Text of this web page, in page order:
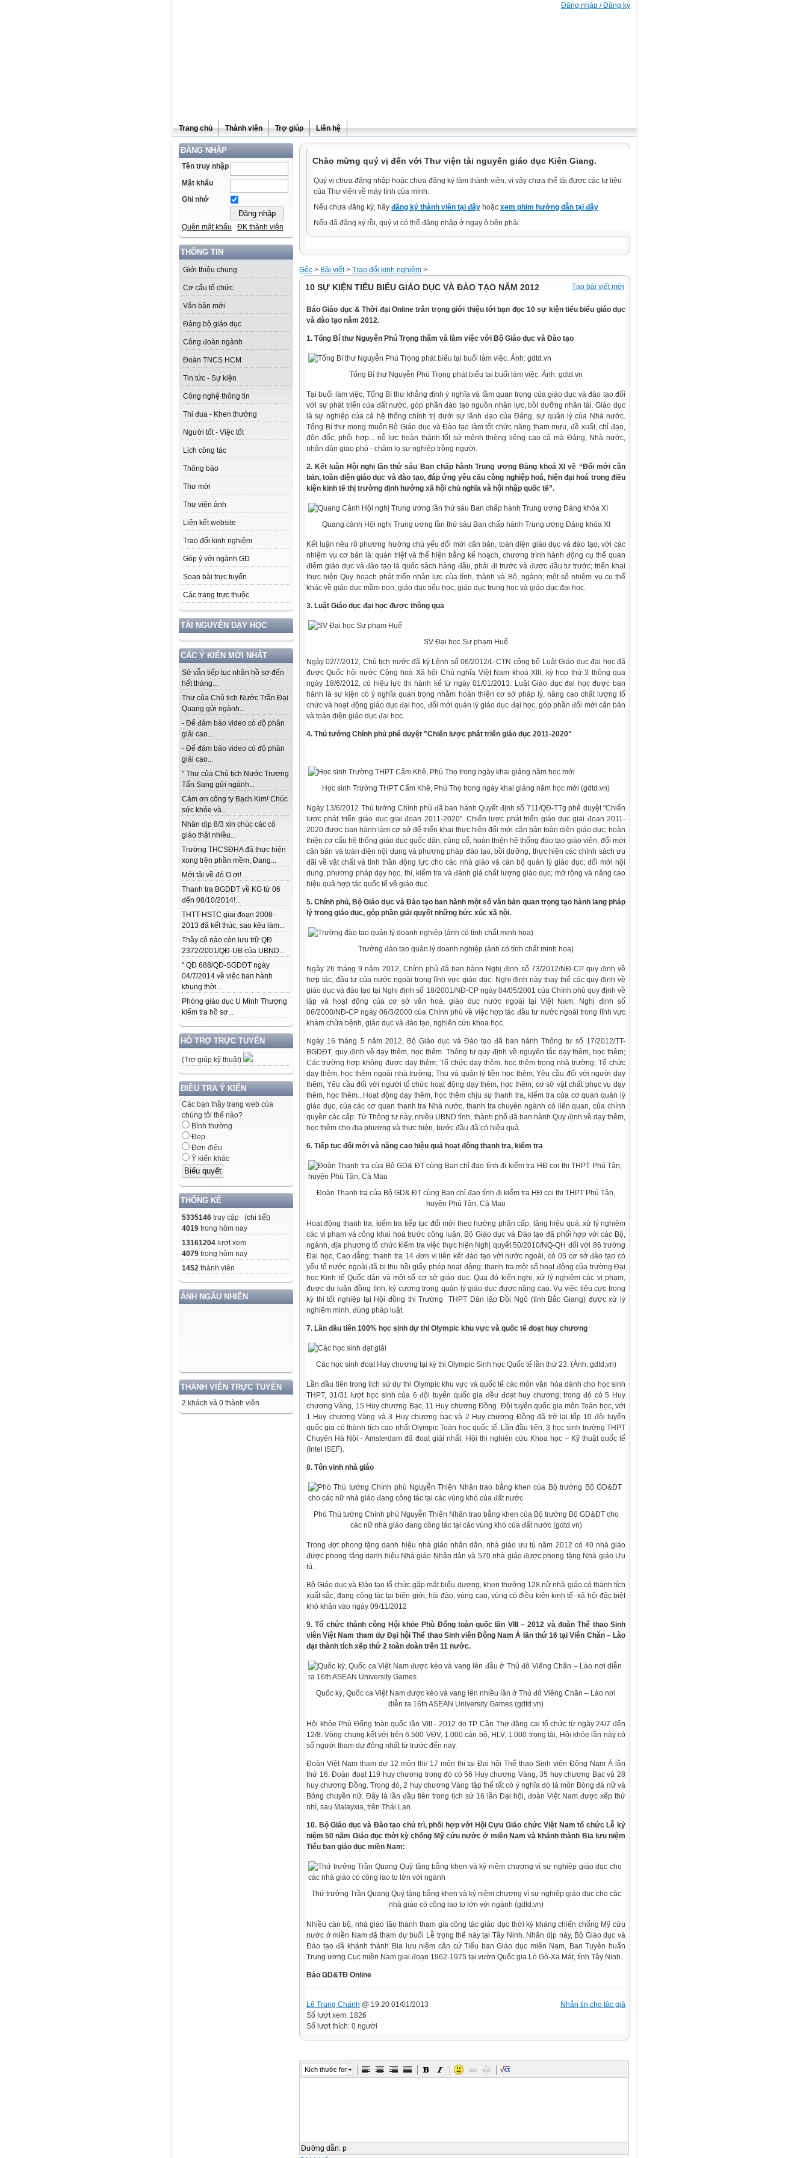
Đăng nhập / Đăng ký
Trang chủ Thành viên Trợ giúp Liên hệ
ĐĂNG NHẬP
Tên truy nhập
Mật khẩu
Ghi nhớ
Quên mật khẩu ĐK thành viên
THÔNG TIN
Giới thiệu chung
Cơ cấu tổ chức
Văn bản mới
Đảng bộ giáo dục
Công đoàn ngành
Đoàn TNCS HCM
Tin tức - Sự kiện
Công nghệ thông tin
Thi đua - Khen thưởng
Người tốt - Việc tốt
Lịch công tác
Thông báo
Thư mời
Thư viện ảnh
Liên kết website
Trao đổi kinh nghiệm
Góp ý với ngành GD
Soạn bài trực tuyến
Các trang trực thuộc
TÀI NGUYÊN DẠY HỌC
CÁC Ý KIẾN MỚI NHẤT
Sở vẫn tiếp tục nhận hồ sơ đến
hết tháng...
Thư của Chủ tịch Nước Trần Đại
Quang gửi ngành...
- Để đảm bảo video có độ phân
giải cao...
- Để đảm bảo video có độ phân
giải cao...
" Thư của Chủ tịch Nước Trương
Tấn Sang gửi ngành...
Cảm ơn công ty Bạch Kim! Chúc
sức khỏe và...
Nhân dịp 8/3 xin chúc các cô
giáo thật nhiều...
Trường THCSĐHA đã thực hiện
xong trên phần mềm, Đang...
Mới tải về đó O ơi!...
Thanh tra BGDĐT về KG từ 06
đến 08/10/2014!...
THTT-HSTC giai đoạn 2008-
2013 đã kết thúc, sao kêu làm...
Thầy cô nào còn lưu trữ QĐ
2372/2001/QĐ-UB của UBND...
" QĐ 688/QĐ-SGDĐT ngày
04/7/2014 về việc ban hành
khung thời...
Phòng giáo dục U Minh Thượng
kiểm tra hồ sơ...
HỖ TRỢ TRỰC TUYẾN
(Trợ giúp kỹ thuật)
ĐIỀU TRA Ý KIẾN
Các bạn thầy trang web của
chúng tôi thế nào?
Bình thường
Đẹp
Đơn điệu
Ý kiến khác
THỐNG KÊ
5335146 truy cập (chi tiết)
4019 trong hôm nay
13161204 lượt xem
4079 trong hôm nay
1452 thành viên
ẢNH NGẪU NHIÊN
THÀNH VIÊN TRỰC TUYẾN
2 khách và 0 thành viên
Chào mừng quý vị đến với Thư viện tài nguyên giáo dục Kiên Giang.
Quý vị chưa đăng nhập hoặc chưa đăng ký làm thành viên, vì vậy chưa thể tải được các tư liệu
của Thư viện về máy tính của mình.
Nếu chưa đăng ký, hãy đăng ký thành viên tại đây hoặc xem phim hướng dẫn tại đây
Nếu đã đăng ký rồi, quý vị có thể đăng nhập ở ngay ô bên phải.
Gốc > Bài viết> Trao đổi kinh nghiệm >
Tạo bài viết mới
10 SỰ KIỆN TIÊU BIỂU GIÁO DỤC VÀ ĐÀO TẠO NĂM 2012
Báo Giáo dục & Thời đại Online trân trọng giới thiệu tới bạn đọc 10 sự kiện tiểu biểu giáo dục
và đào tạo năm 2012.
1. Tổng Bí thư Nguyễn Phú Trọng thăm và làm việc với Bộ Giáo dục và Đào tạo
Tổng Bí thư Nguyễn Phú Trọng phát biểu tại buổi làm việc. Ảnh: gdtd.vn
Tại buổi làm việc, Tổng Bí thư khẳng định ý nghĩa và tầm quan trọng của giáo dục và đào tạo đối
với sự phát triển của đất nước, góp phần đào tạo nguồn nhân lực, bồi dưỡng nhân tài. Giáo dục
là sự nghiệp của cả hệ thống chính trị dưới sự lãnh đạo của Đảng, sự quản lý của Nhà nước.
Tổng Bí thư mong muốn Bộ Giáo dục và Đào tạo làm tốt chức năng tham mưu, đề xuất, chỉ đạo,
đôn đốc, phối hợp... nỗ lực hoàn thành tốt sứ mệnh thiêng liêng cao cả mà Đảng, Nhà nước,
nhân dân giao phó - chăm lo sự nghiệp trồng người.
2. Kết luận Hội nghị lần thứ sáu Ban chấp hành Trung ương Đảng khoá XI về “Đổi mới căn
bản, toàn diện giáo dục và đào tạo, đáp ứng yêu cầu công nghiệp hoá, hiện đại hoá trong điều
kiện kinh tế thị trường định hướng xã hội chủ nghĩa và hội nhập quốc tế”.
Quang cảnh Hội nghị Trung ương lần thứ sáu Ban chấp hành Trung ương Đảng khóa XI
Kết luận nêu rõ phương hướng chủ yếu đổi mới căn bản, toàn diện giáo dục và đào tạo, với các
nhiệm vụ cơ bản là: quán triệt và thể hiện bằng kế hoạch, chương trình hành động cụ thể quan
điểm giáo dục và đào tạo là quốc sách hàng đầu, phải đi trước và được đầu tư trước; triển khai
thực hiện Quy hoạch phát triển nhân lực của tỉnh, thành và Bộ, ngành; một số nhiệm vụ cụ thể
khác về giáo dục mầm non, giáo dục tiểu học, giáo dục trung học và giáo dục đại học.
3. Luật Giáo dục đại học được thông qua
SV Đại học Sư phạm Huế
Ngày 02/7/2012, Chủ tịch nước đã ký Lệnh số 06/2012/L-CTN công bố Luật Giáo dục đại học đã
được Quốc hội nước Cộng hoà Xã hội Chủ nghĩa Việt Nam khoá XIII, kỳ họp thứ 3 thông qua
ngày 18/6/2012, có hiệu lực thi hành kể từ ngày 01/01/2013. Luật Giáo dục đại học được ban
hành là sự kiện có ý nghĩa quan trọng nhằm hoàn thiện cơ sở pháp lý, nâng cao chất lượng tổ
chức và hoạt động giáo dục đại học, đổi mới quản lý giáo dục đại học, góp phần đổi mới căn bản
và toàn diện giáo dục đại học.
4. Thủ tướng Chính phủ phê duyệt "Chiến lược phát triển giáo dục 2011-2020"
Học sinh Trường THPT Cẩm Khê, Phú Thọ trong ngày khai giảng năm học mới (gdtd.vn)
Ngày 13/6/2012 Thủ tướng Chính phủ đã ban hành Quyết định số 711/QĐ-TTg phê duyệt "Chiến
lược phát triển giáo dục giai đoạn 2011-2020". Chiến lược phát triển giáo dục giai đoạn 2011-
2020 được ban hành làm cơ sở để triển khai thực hiện đổi mới căn bản toàn diện giáo dục; hoàn
thiện cơ cấu hệ thống giáo dục quốc dân; củng cố, hoàn thiện hệ thống đào tạo giáo viên, đổi mới
căn bản và toàn diện nội dung và phương pháp đào tạo, bồi dưỡng; thực hiện các chính sách ưu
đãi về vật chất và tinh thần động lực cho các nhà giáo và cán bộ quản lý giáo dục; đổi mới nội
dung, phương pháp dạy học, thi, kiểm tra và đánh giá chất lượng giáo dục; mở rộng và nâng cao
hiệu quả hợp tác quốc tế về giáo dục.
5. Chính phủ, Bộ Giáo dục và Đào tạo ban hành một số văn bản quan trọng tạo hành lang pháp
lý trong giáo dục, góp phần giải quyết những bức xúc xã hội.
Trường đào tạo quản lý doanh nghiệp (ảnh có tính chất minh họa)
Ngày 26 tháng 9 năm 2012, Chính phủ đã ban hành Nghị định số 73/2012/NĐ-CP quy định về
hợp tác, đầu tư của nước ngoài trong lĩnh vực giáo dục. Nghị định này thay thế các quy định về
giáo dục và đào tạo tại Nghị định số 18/2001/NĐ-CP ngày 04/05/2001 của Chính phủ quy định về
lập và hoạt động của cơ sở văn hoá, giáo dục nước ngoài tại Việt Nam; Nghị định số
06/2000/NĐ-CP ngày 06/3/2000 của Chính phủ về việc hợp tác đầu tư nước ngoài trong lĩnh vực
khám chữa bệnh, giáo dục và đào tạo, nghiên cứu khoa học.
Ngày 16 tháng 5 năm 2012, Bộ Giáo dục và Đào tạo đã ban hành Thông tư số 17/2012/TT-
BGDĐT, quy định về dạy thêm, học thêm. Thông tư quy định về nguyên tắc dạy thêm, học thêm;
Các trường hợp không được dạy thêm; Tổ chức dạy thêm, học thêm trong nhà trường; Tổ chức
dạy thêm, học thêm ngoài nhà trường; Thu và quản lý tiền học thêm; Yêu cầu đối với người dạy
thêm; Yêu cầu đối với người tổ chức hoạt động dạy thêm, học thêm; cơ sở vật chất phục vụ dạy
thêm, học thêm...Hoạt động dạy thêm, học thêm chịu sự thanh tra, kiểm tra của cơ quan quản lý
giáo dục, của các cơ quan thanh tra Nhà nước, thanh tra chuyên ngành có liên quan, của chính
quyền các cấp. Từ Thông tư này, nhiều UBND tỉnh, thành phố đã ban hành Quy định về dạy thêm,
học thêm cho địa phương và thực hiện, bước đầu đã có hiệu quả.
6. Tiếp tục đổi mới và nâng cao hiệu quả hoạt động thanh tra, kiểm tra
Đoàn Thanh tra của Bộ GD& ĐT cùng Ban chỉ đạo tỉnh đi kiểm tra HĐ coi thi THPT Phú Tân,
huyện Phú Tân, Cà Mau
Hoạt động thanh tra, kiểm tra tiếp tục đổi mới theo hướng phân cấp, tăng hiệu quả, xử lý nghiêm
các vi phạm và công khai hoá trước công luận. Bộ Giáo dục và Đào tạo đã phối hợp với các Bộ,
ngành, địa phương tổ chức kiểm tra việc thực hiện Nghị quyết 50/2010/NQ-QH đối với 86 trường
Đại học, Cao đẳng; thanh tra 14 đơn vị liên kết đào tạo với nước ngoài, có 05 cơ sở đào tạo có
yếu tố nước ngoài đã bị thu hồi giấy phép hoạt động; thanh tra một số hoạt động của trường Đại
học Kinh tế Quốc dân và một số cơ sở giáo dục. Qua đó kiến nghị, xử lý nghiêm các vi phạm,
được dư luận đồng tình, kỷ cương trong quản lý giáo dục được nâng cao. Vụ việc tiêu cực trong
kỳ thi tốt nghiệp tại Hội đồng thi Trường THPT Dân lập Đồi Ngô (tỉnh Bắc Giang) được xử lý
nghiêm minh, đúng pháp luật.
7. Lần đầu tiên 100% học sinh dự thi Olympic khu vực và quốc tế đoạt huy chương
Các học sinh đoạt Huy chương tại kỳ thi Olympic Sinh học Quốc tế lần thứ 23. (Ảnh: gdtd.vn)
Lần đầu tiên trong lịch sử dự thi Olympic khu vực và quốc tế các môn văn hóa dành cho học sinh
THPT, 31/31 lượt học sinh của 6 đội tuyển quốc gia đều đoạt huy chương; trong đó có 5 Huy
chương Vàng, 15 Huy chương Bạc, 11 Huy chương Đồng. Đội tuyển quốc gia môn Toán học, với
1 Huy chương Vàng và 3 Huy chương bạc và 2 Huy chương Đồng đã trở lại tốp 10 đội tuyển
quốc gia có thành tích cao nhất Olympic Toán học quốc tế. Lần đầu tiên, 3 học sinh trường THPT
Chuyên Hà Nội - Amsterdam đã đoạt giải nhất Hội thi nghiên cứu Khoa học – Kỹ thuật quốc tế
(Intel ISEF).
8. Tôn vinh nhà giáo
Phó Thủ tướng Chính phủ Nguyễn Thiện Nhân trao bằng khen của Bộ trưởng Bộ GD&ĐT cho
các nữ nhà giáo đang công tác tại các vùng khó của đất nước (gdtd.vn)
Trong đợt phong tặng danh hiệu nhà giáo nhân dân, nhà giáo ưu tú năm 2012 có 40 nhà giáo
được phong tặng danh hiệu Nhà giáo Nhân dân và 570 nhà giáo được phong tặng Nhà giáo Ưu
tú.
Bộ Giáo dục và Đào tạo tổ chức gặp mặt biểu dương, khen thưởng 128 nữ nhà giáo có thành tích
xuất sắc, đang công tác tại biên giới, hải đảo, vùng cao, vùng có điều kiện kinh tế -xã hội đặc biệt
khó khăn vào ngày 09/11/2012
9. Tổ chức thành công Hội khỏe Phù Đổng toàn quốc lần VIII – 2012 và đoàn Thể thao Sinh
viên Việt Nam tham dự Đại hội Thể thao Sinh viên Đông Nam Á lần thứ 16 tại Viên Chăn – Lào
đạt thành tích xếp thứ 2 toàn đoàn trên 11 nước.
Quốc kỳ, Quốc ca Việt Nam được kéo và vang lên nhiều lần ở Thủ đô Viêng Chăn – Lào nơi
diễn ra 16th ASEAN University Games (gdtd.vn)
Hội khỏe Phù Đổng toàn quốc lần VIII - 2012 do TP Cần Thơ đăng cai tổ chức từ ngày 24/7 đến
12/8. Vòng chung kết với trên 6.500 VĐV, 1.000 cán bộ, HLV, 1.000 trọng tài, Hội khỏe lần này có
số người tham dự đông nhất từ trước đến nay.
Đoàn Việt Nam tham dự 12 môn thi/ 17 môn thi tại Đại hội Thể thao Sinh viên Đông Nam Á lần
thứ 16. Đoàn đoạt 119 huy chương trong đó có 56 Huy chương Vàng, 35 huy chương Bạc và 28
huy chương Đồng. Trong đó, 2 huy chương Vàng tập thể rất có ý nghĩa đó là môn Bóng đá nữ và
Bóng chuyền nữ. Đây là lần đầu tiên trong lịch sử 16 lần Đại hội, đoàn Việt Nam được xếp thứ
nhì, sau Malayxia, trên Thái Lan.
10. Bộ Giáo dục và Đào tạo chủ trì, phối hợp với Hội Cựu Giáo chức Việt Nam tổ chức Lễ kỷ
niệm 50 năm Giáo dục thời kỳ chống Mỹ cứu nước ở miền Nam và khánh thành Bia lưu niệm
Tiểu ban giáo dục miền Nam:
Thứ trưởng Trần Quang Quý tặng bằng khen và kỷ niệm chương vì sự nghiệp giáo dục cho các
nhà giáo có công lao to lớn với ngành (gdtd.vn)
Nhiều cán bộ, nhà giáo lão thành tham gia công tác giáo dục thời kỳ kháng chiến chống Mỹ cứu
nước ở miền Nam đã tham dự buổi Lễ trọng thể này tại Tây Ninh. Nhân dịp này, Bộ Giáo dục và
Đào tạo đã khánh thành Bia lưu niệm căn cứ Tiểu ban Giáo dục miền Nam, Ban Tuyên huấn
Trung ương Cục miền Nam giai đoạn 1962-1975 tại vườn Quốc gia Lò Gò-Xa Mát, tỉnh Tây Ninh.
Báo GD&TĐ Online
Nhắn tin cho tác giả
Lê Trung Chánh @ 19:20 01/01/2013
Số lượt xem: 1826
Số lượt thích: 0 người
Kích thước font
Đường dẫn: p